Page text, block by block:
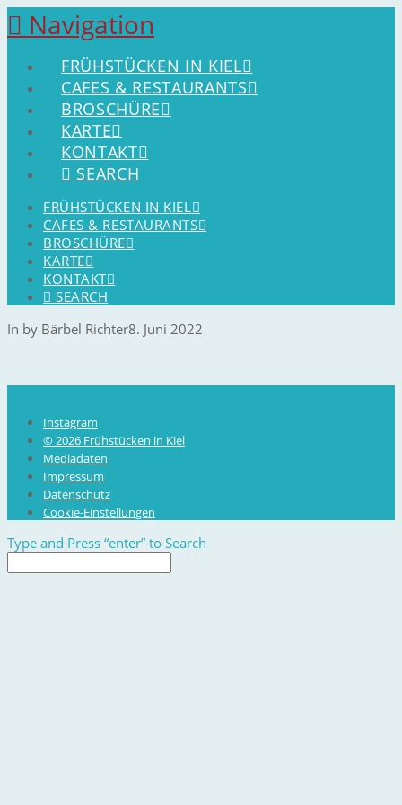
Navigation
FRÜHSTÜCKEN IN KIEL
CAFES & RESTAURANTS
BROSCHÜRE
KARTE
KONTAKT
SEARCH
FRÜHSTÜCKEN IN KIEL
CAFES & RESTAURANTS
BROSCHÜRE
KARTE
KONTAKT
SEARCH
In by Bärbel Richter8. Juni 2022
Instagram
© 2026 Frühstücken in Kiel
Mediadaten
Impressum
Datenschutz
Cookie-Einstellungen
Type and Press “enter” to Search